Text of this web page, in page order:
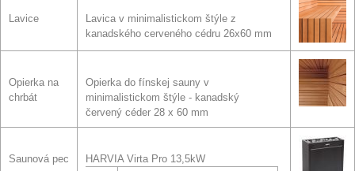
Lavice
Lavica v minimalistickom štýle z
kanadského cerveného cédru 26x60 mm
Opierka na
chrbát
Opierka do fínskej sauny v
minimalistickom štýle - kanadský
červený céder 28 x 60 mm
Saunová pec HARVIA Virta Pro 13,5kW